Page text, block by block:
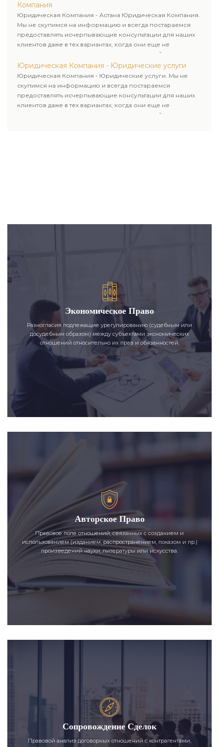
Компания
Юридическая Компания - Астана Юридическая Компания.
Мы не скупимся на информацию и всегда постараемся
предоставлять исчерпывающие консультации для наших
клиентов даже в тех вариантах, когда они еще не
пользовались юридическими услугами нашей компании.
Юридическая Компания - Юридические услуги
Юридическая Компания - Юридические услуги. Мы не
скупимся на информацию и всегда постараемся
предоставлять исчерпывающие консультации для наших
клиентов даже в тех вариантах, когда они еще не
пользовались юридическими услугами нашей компании.
Экономическое Право
Разногласия подлежащие урегулированию (судебным или
досудебным образом) между субъектами экономических
отношений относительно их прав и обязанностей.
Авторское Право
Правовое поле отношений, связанных с созданием и
использованием (изданием, распространением, показом и пр.)
произведений науки, литературы или искусства.
Сопровождение Сделок
Правовой анализ договорных отношений с контрагентами,